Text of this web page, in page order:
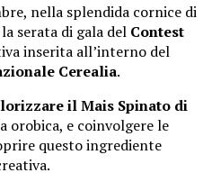
nella splendida cornice di
serata di gala del Contest
inserita all’interno del
Cerealia.
il Mais Spinato di
orobica, e coinvolgere le
questo ingrediente